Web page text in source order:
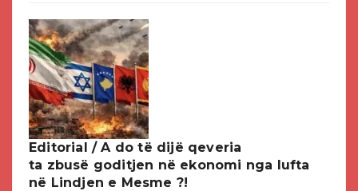
Editorial / A do të dijë qeveria
ta zbusë goditjen në ekonomi nga lufta
në Lindjen e Mesme ?!